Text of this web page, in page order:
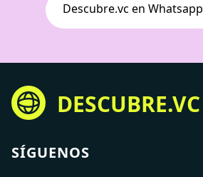
Descubre.vc en Whatsapp
DESCUBRE.VC
SÍGUENOS